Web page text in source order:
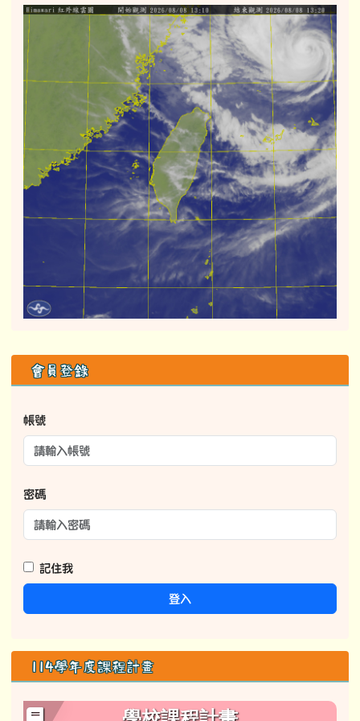
右邊區域內容
會員登錄
帳號
密碼
記住我
登入
114學年度課程計畫